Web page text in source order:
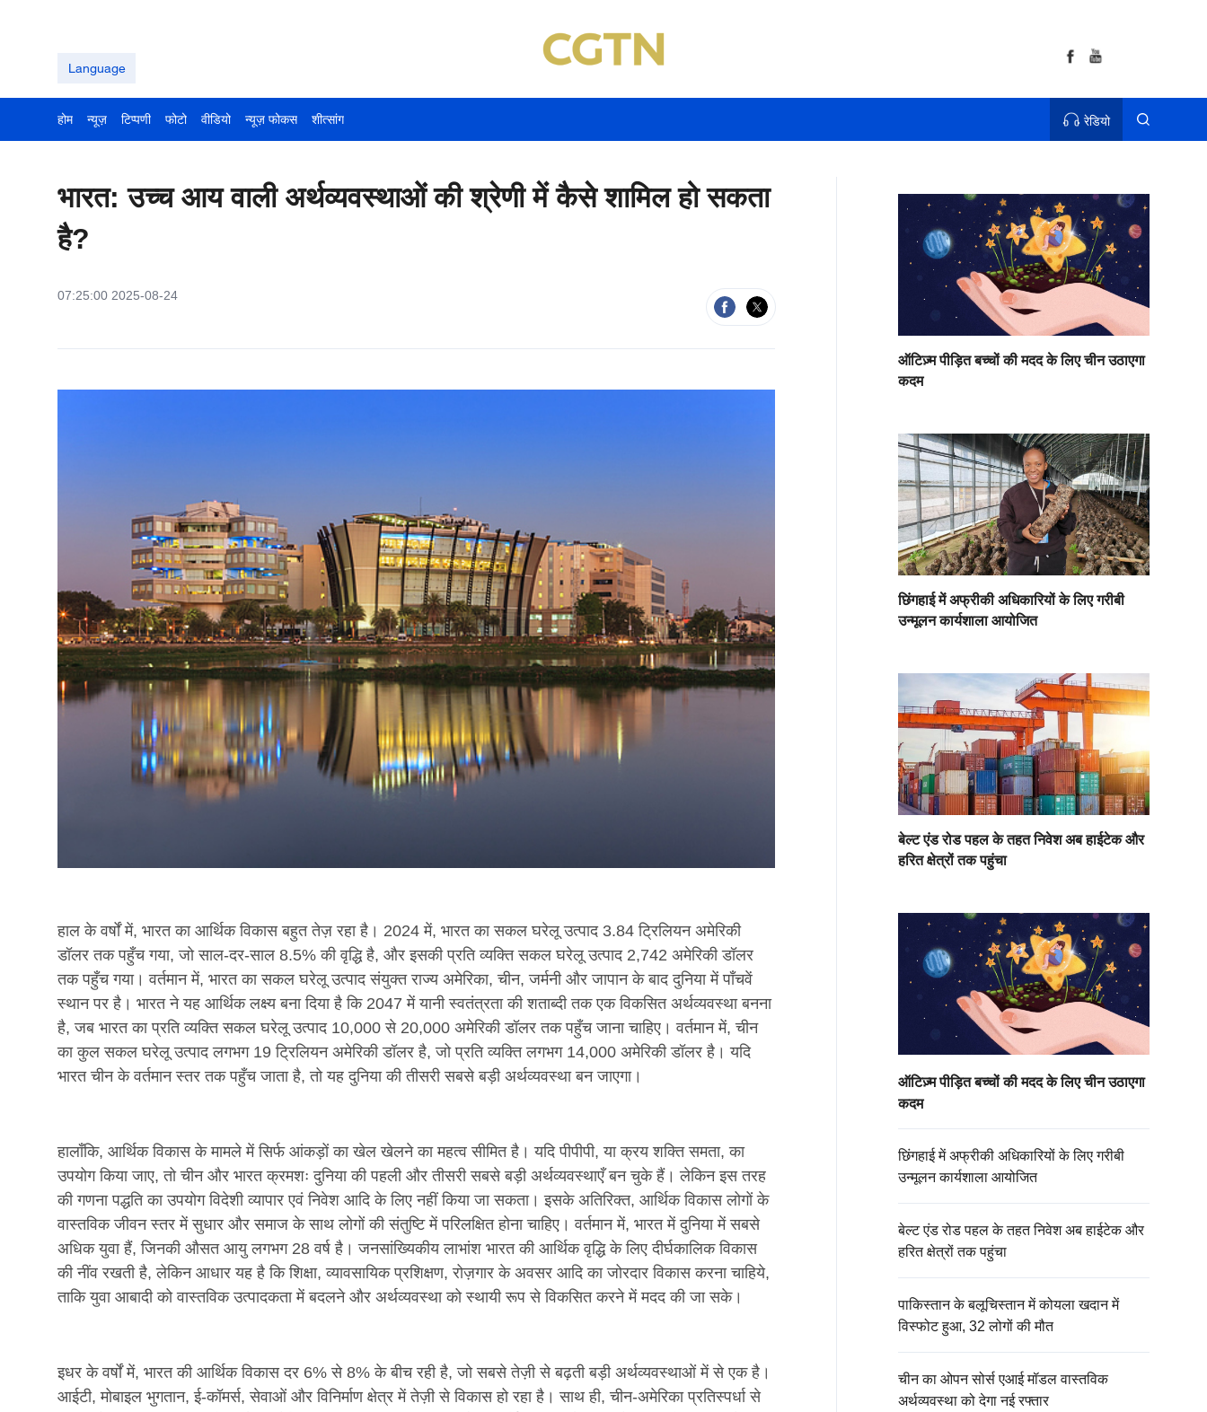
Language
होम न्यूज़ टिप्पणी फोटो वीडियो न्यूज़ फोकस शीत्सांग रेडियो
भारत: उच्च आय वाली अर्थव्यवस्थाओं की श्रेणी में कैसे शामिल हो सकता
है?
07:25:00 2025-08-24
हाल के वर्षों में, भारत का आर्थिक विकास बहुत तेज़ रहा है। 2024 में, भारत का सकल घरेलू उत्पाद 3.84 ट्रिलियन अमेरिकी
डॉलर तक पहुँच गया, जो साल-दर-साल 8.5% की वृद्धि है, और इसकी प्रति व्यक्ति सकल घरेलू उत्पाद 2,742 अमेरिकी डॉलर
तक पहुँच गया। वर्तमान में, भारत का सकल घरेलू उत्पाद संयुक्त राज्य अमेरिका, चीन, जर्मनी और जापान के बाद दुनिया में पाँचवें
स्थान पर है। भारत ने यह आर्थिक लक्ष्य बना दिया है कि 2047 में यानी स्वतंत्रता की शताब्दी तक एक विकसित अर्थव्यवस्था बनना
है, जब भारत का प्रति व्यक्ति सकल घरेलू उत्पाद 10,000 से 20,000 अमेरिकी डॉलर तक पहुँच जाना चाहिए। वर्तमान में, चीन
का कुल सकल घरेलू उत्पाद लगभग 19 ट्रिलियन अमेरिकी डॉलर है, जो प्रति व्यक्ति लगभग 14,000 अमेरिकी डॉलर है। यदि
भारत चीन के वर्तमान स्तर तक पहुँच जाता है, तो यह दुनिया की तीसरी सबसे बड़ी अर्थव्यवस्था बन जाएगा।
हालाँकि, आर्थिक विकास के मामले में सिर्फ आंकड़ों का खेल खेलने का महत्व सीमित है। यदि पीपीपी, या क्रय शक्ति समता, का
उपयोग किया जाए, तो चीन और भारत क्रमशः दुनिया की पहली और तीसरी सबसे बड़ी अर्थव्यवस्थाएँ बन चुके हैं। लेकिन इस तरह
की गणना पद्धति का उपयोग विदेशी व्यापार एवं निवेश आदि के लिए नहीं किया जा सकता। इसके अतिरिक्त, आर्थिक विकास लोगों के
वास्तविक जीवन स्तर में सुधार और समाज के साथ लोगों की संतुष्टि में परिलक्षित होना चाहिए। वर्तमान में, भारत में दुनिया में सबसे
अधिक युवा हैं, जिनकी औसत आयु लगभग 28 वर्ष है। जनसांख्यिकीय लाभांश भारत की आर्थिक वृद्धि के लिए दीर्घकालिक विकास
की नींव रखती है, लेकिन आधार यह है कि शिक्षा, व्यावसायिक प्रशिक्षण, रोज़गार के अवसर आदि का जोरदार विकास करना चाहिये,
ताकि युवा आबादी को वास्तविक उत्पादकता में बदलने और अर्थव्यवस्था को स्थायी रूप से विकसित करने में मदद की जा सके।
इधर के वर्षों में, भारत की आर्थिक विकास दर 6% से 8% के बीच रही है, जो सबसे तेज़ी से बढ़ती बड़ी अर्थव्यवस्थाओं में से एक है।
आईटी, मोबाइल भुगतान, ई-कॉमर्स, सेवाओं और विनिर्माण क्षेत्र में तेज़ी से विकास हो रहा है। साथ ही, चीन-अमेरिका प्रतिस्पर्धा से
ऑटिज़्म पीड़ित बच्चों की मदद के लिए चीन उठाएगा
कदम
छिंगहाई में अफ्रीकी अधिकारियों के लिए गरीबी
उन्मूलन कार्यशाला आयोजित
बेल्ट एंड रोड पहल के तहत निवेश अब हाईटेक और
हरित क्षेत्रों तक पहुंचा
ऑटिज़्म पीड़ित बच्चों की मदद के लिए चीन उठाएगा
कदम
छिंगहाई में अफ्रीकी अधिकारियों के लिए गरीबी
उन्मूलन कार्यशाला आयोजित
बेल्ट एंड रोड पहल के तहत निवेश अब हाईटेक और
हरित क्षेत्रों तक पहुंचा
पाकिस्तान के बलूचिस्तान में कोयला खदान में
विस्फोट हुआ, 32 लोगों की मौत
चीन का ओपन सोर्स एआई मॉडल वास्तविक
अर्थव्यवस्था को देगा नई रफ्तार